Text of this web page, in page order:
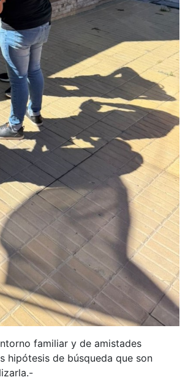
familiar y de amistades
hipótesis de búsqueda que son